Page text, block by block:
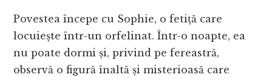
Povestea începe cu Sophie, o fetiță care
locuiește într-un orfelinat. Într-o noapte, ea
nu poate dormi și, privind pe fereastră,
observă o figură înaltă și misterioasă care